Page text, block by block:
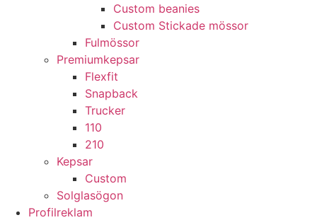
Custom beanies
Custom Stickade mössor
Fulmössor
Premiumkepsar
Flexfit
Snapback
Trucker
110
210
Kepsar
Custom
Solglasögon
Profilreklam